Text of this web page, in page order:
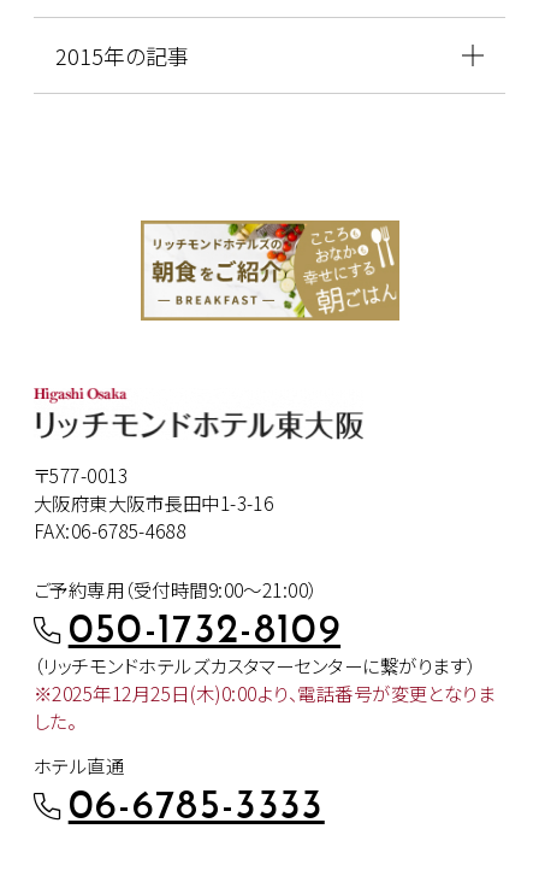
2015年の記事
〒577-0013
大阪府東大阪市長田中1-3-16
FAX:06-6785-4688
ご予約専用（受付時間9:00～21:00）
050-1732-8109
（リッチモンドホテルズカスタマーセンターに繋がります）
※2025年12月25日(木)0:00より、電話番号が変更となりま
した。
ホテル直通
06-6785-3333